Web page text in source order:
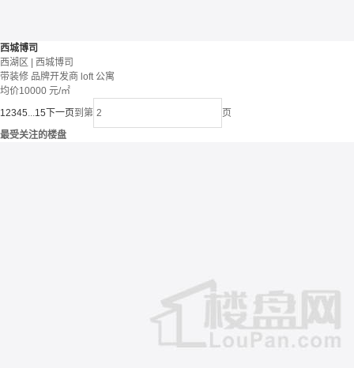
西城博司
西湖区 | 西城博司
带装修 品牌开发商 loft 公寓
均价10000 元/㎡
12345...15 下一页到第
页
最受关注的楼盘